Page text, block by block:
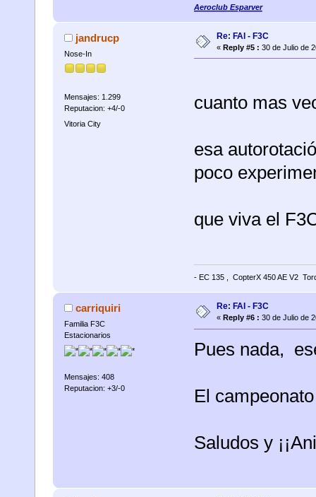
Aeroclub Esparver
jandrucp
Nose-In
Mensajes: 1.299
Reputacion: +4/-0
Vitoria City
Re: FAI - F3C
« Reply #5 : 30 de Julio de
cuanto mas
esa
poco
que viva el
- EC 135 , CopterX 450 AE V2
carriquiri
Familia F3C
Estacionarios
Mensajes: 408
Reputacion: +3/-0
Re: FAI - F3C
« Reply #6 : 30 de Julio de
Pues nada,
El
Saludos y